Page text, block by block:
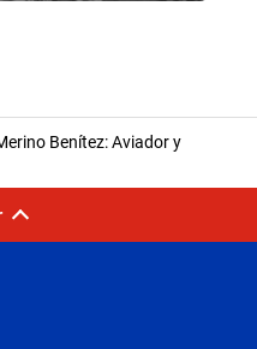
Benítez: Aviador y